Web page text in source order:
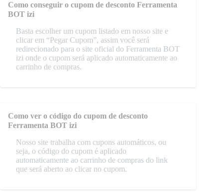
Como conseguir o cupom de desconto Ferramenta
BOT izi
Basta escolher um cupom listado em nosso site e
clicar em “Pegar Cupom”, assim você será
redirecionado para o site oficial do Ferramenta BOT
izi onde o cupom será aplicado automaticamente ao
carrinho de compras.
Como ver o código do cupom de desconto
Ferramenta BOT izi
Nosso site trabalha com cupons automáticos, ou
seja, o código do cupom é aplicado
automaticamente ao carrinho de compras do link
que será aberto ao clicar no cupom.